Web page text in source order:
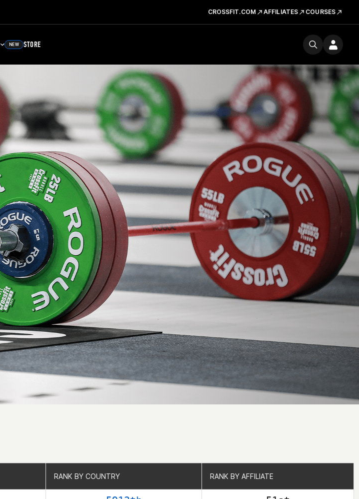
CROSSFIT.COM AFFILIATES COURSES
NEW STORE
RANK BY COUNTRY RANK BY AFFILIATE
RANK BY COUNTRY RANK BY AFFILIATE